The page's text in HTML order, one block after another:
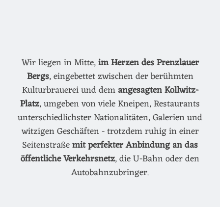
Wir liegen in Mitte,im Herzen des Prenzlauer
Bergs, eingebettet zwischen der berühmten
Kulturbrauerei und demangesagten Kollwitz-
Platz, umgeben von viele Kneipen, Restaurants
unterschiedlichster Nationalitäten, Galerien und
witzigen Geschäften - trotzdem ruhig in einer
Seitenstraßemit perfekter Anbindung an das
öffentliche Verkehrsnetz, die U-Bahn oder den
Autobahnzubringer.